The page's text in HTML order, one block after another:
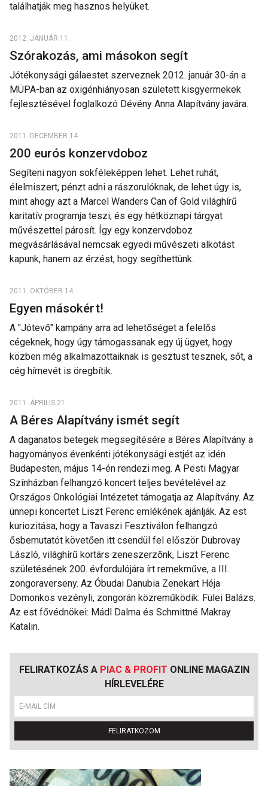
találhatják meg hasznos helyüket.
2012. JANUÁR 11.
Szórakozás, ami másokon segít
Jótékonysági gálaestet szerveznek 2012. január 30-án a
MÜPA-ban az oxigénhiányosan született kisgyermekek
fejlesztésével foglalkozó Dévény Anna Alapítvány javára.
2011. DECEMBER 14.
200 eurós konzervdoboz
Segíteni nagyon sokféleképpen lehet. Lehet ruhát,
élelmiszert, pénzt adni a rászorulóknak, de lehet úgy is,
mint ahogy azt a Marcel Wanders Can of Gold világhírű
karitatív programja teszi, és egy hétköznapi tárgyat
művészettel párosít. Így egy konzervdoboz
megvásárlásával nemcsak egyedi művészeti alkotást
kapunk, hanem az érzést, hogy segíthettünk.
2011. OKTÓBER 14.
Egyen másokért!
A "Jótevő" kampány arra ad lehetőséget a felelős
cégeknek, hogy úgy támogassanak egy új ügyet, hogy
közben még alkalmazottaiknak is gesztust tesznek, sőt, a
cég hírnevét is öregbítik.
2011. ÁPRILIS 21.
A Béres Alapítvány ismét segít
A daganatos betegek megsegítésére a Béres Alapítvány a
hagyományos évenkénti jótékonysági estjét az idén
Budapesten, május 14-én rendezi meg. A Pesti Magyar
Színházban felhangzó koncert teljes bevételével az
Országos Onkológiai Intézetet támogatja az Alapítvány. Az
ünnepi koncertet Liszt Ferenc emlékének ajánlják. Az est
kuriozitása, hogy a Tavaszi Fesztiválon felhangzó
ősbemutatót követően itt csendül fel először Dubrovay
László, világhírű kortárs zeneszerzőnk, Liszt Ferenc
születésének 200. évfordulójára írt remekműve, a III.
zongoraverseny. Az Óbudai Danubia Zenekart Héja
Domonkos vezényli, zongorán közreműködik: Fülei Balázs.
Az est fővédnökei: Mádl Dalma és Schmittné Makray
Katalin.
FELIRATKOZÁS A PIAC & PROFIT ONLINE MAGAZIN
HÍRLEVELÉRE
FELIRATKOZOM